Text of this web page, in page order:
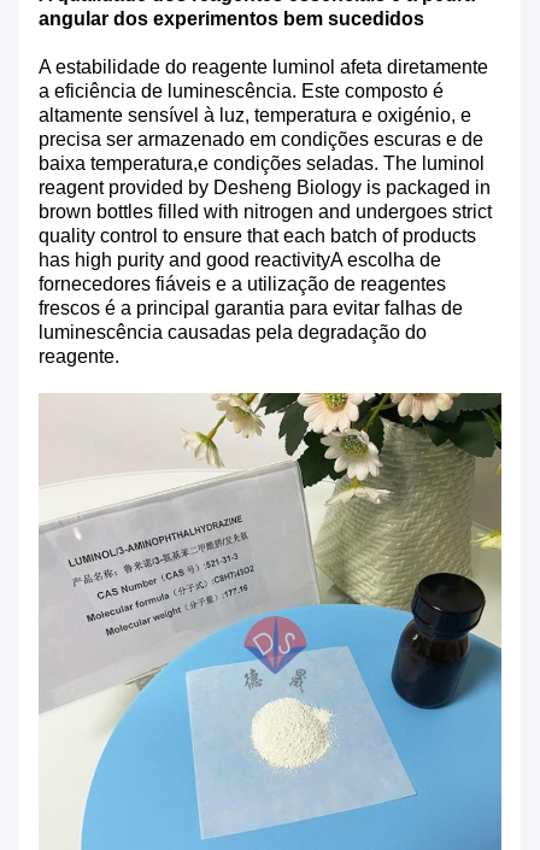
angular dos experimentos bem sucedidos
A estabilidade do reagente luminol afeta diretamente
a eficiência de luminescência. Este composto é
altamente sensível à luz, temperatura e oxigénio, e
precisa ser armazenado em condições escuras e de
baixa temperatura,e condições seladas. The luminol
reagent provided by Desheng Biology is packaged in
brown bottles filled with nitrogen and undergoes strict
quality control to ensure that each batch of products
has high purity and good reactivityA escolha de
fornecedores fiáveis e a utilização de reagentes
frescos é a principal garantia para evitar falhas de
luminescência causadas pela degradação do
reagente.